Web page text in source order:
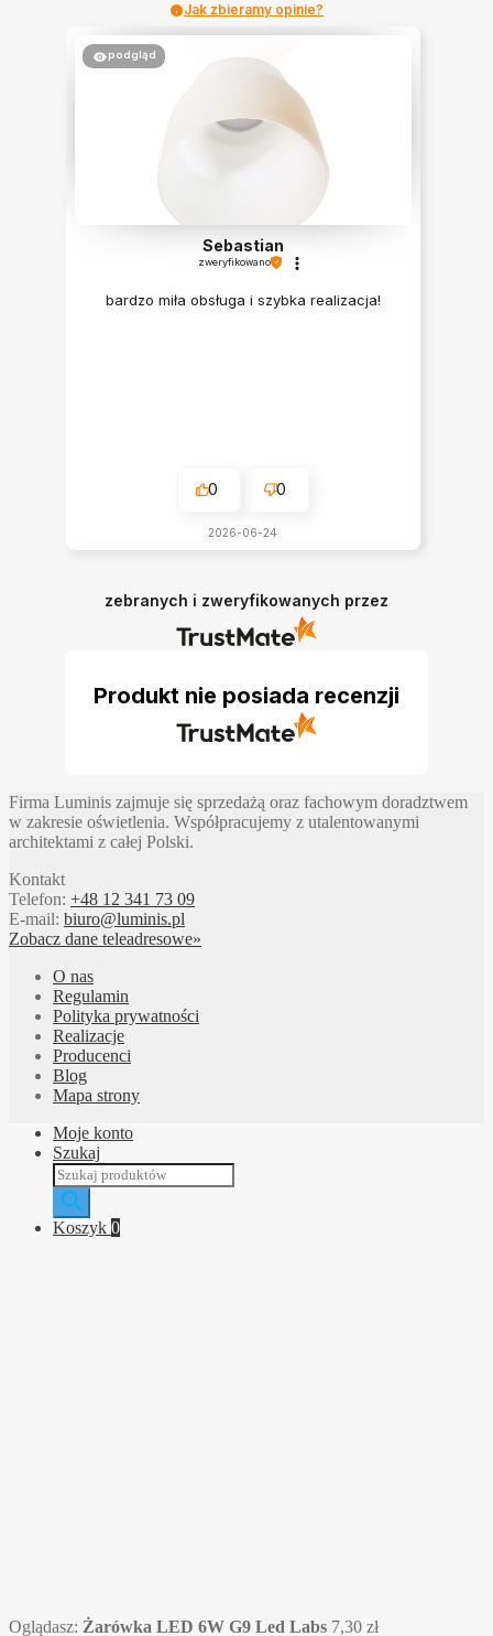
Jak zbieramy opinie?
podgląd
Sebastian
zweryfikowano
bardzo miła obsługa i szybka realizacja!
0 0
2026-06-24
zebranych i zweryfikowanych przez
Produkt nie posiada recenzji
Firma Luminis zajmuje się sprzedażą oraz fachowym doradztwem
w zakresie oświetlenia. Współpracujemy z utalentowanymi
architektami z całej Polski.
Kontakt
Telefon: +48 12 341 73 09
E-mail: biuro@luminis.pl
Zobacz dane teleadresowe»
O nas
Regulamin
Polityka prywatności
Realizacje
Producenci
Blog
Mapa strony
Moje konto
Szukaj
Wyszukiwarka
produktów
Koszyk 0
Oglądasz: Żarówka LED 6W G9 Led Labs 7,30 zł